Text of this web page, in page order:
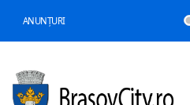
ANUNȚURI